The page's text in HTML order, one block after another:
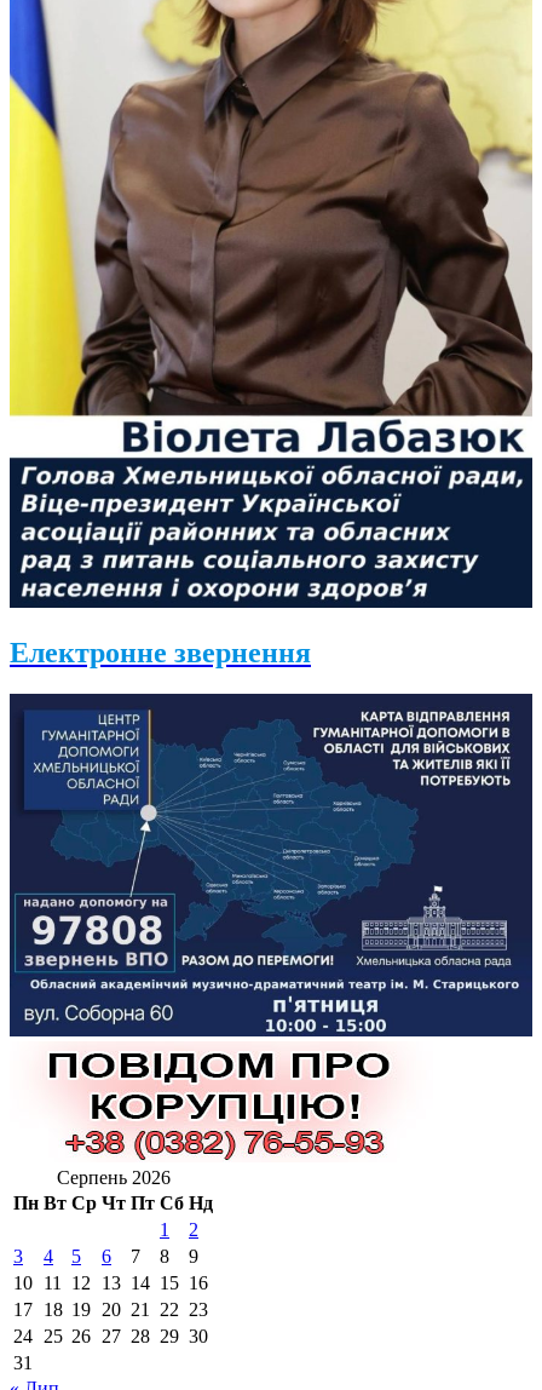
Електронне звернення
Серпень 2026
Пн Вт Ср Чт Пт Сб Нд
1
2
3
4 5 6 7 8
9
10 11 12 13 14 15 16
17 18 19 20 21 22 23
24 25 26 27 28 29 30
31